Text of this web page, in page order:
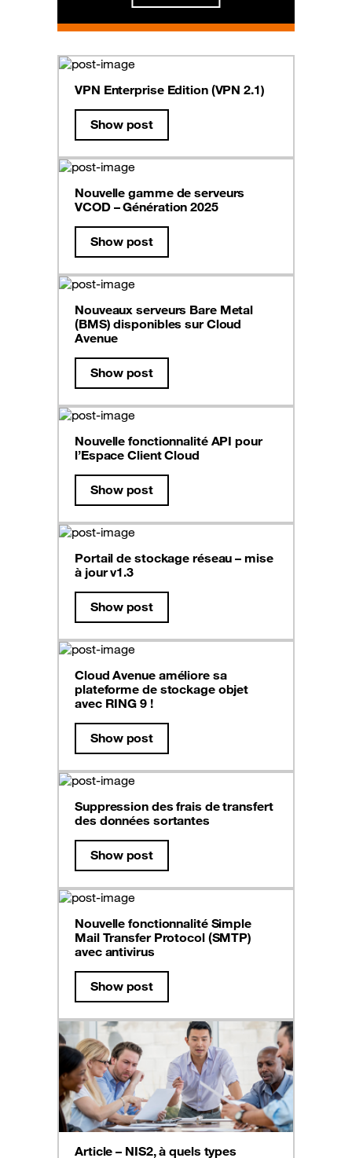
VPN Enterprise Edition (VPN 2.1)
Show post
Nouvelle gamme de serveurs
VCOD – Génération 2025
Show post
Nouveaux serveurs Bare Metal
(BMS) disponibles sur Cloud
Avenue
Show post
Nouvelle fonctionnalité API pour
l’Espace Client Cloud
Show post
Portail de stockage réseau – mise
à jour v1.3
Show post
Cloud Avenue améliore sa
plateforme de stockage objet
avec RING 9 !
Show post
Suppression des frais de transfert
des données sortantes
Show post
Nouvelle fonctionnalité Simple
Mail Transfer Protocol (SMTP)
avec antivirus
Show post
Article – NIS2, à quels types